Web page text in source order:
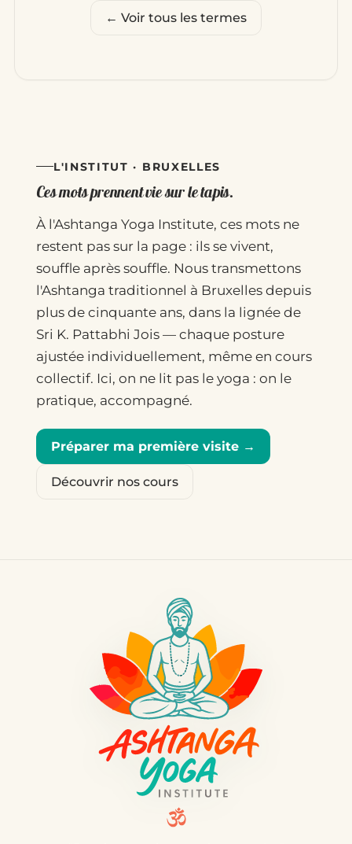
← Voir tous les termes
L'INSTITUT · BRUXELLES
Ces mots prennent vie sur le tapis.
À l'Ashtanga Yoga Institute, ces mots ne
restent pas sur la page : ils se vivent,
souffle après souffle. Nous transmettons
l'Ashtanga traditionnel à Bruxelles depuis
plus de cinquante ans, dans la lignée de
Sri K. Pattabhi Jois — chaque posture
ajustée individuellement, même en cours
collectif. Ici, on ne lit pas le yoga : on le
pratique, accompagné.
Préparer ma première visite →
Découvrir nos cours